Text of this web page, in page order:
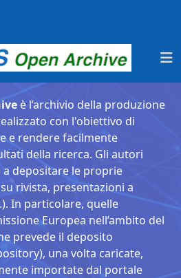
è l’archivio della produzione
con l'obiettivo di
e rendere facilmente
della ricerca. Gli autori
a depositare le proprie
rivista, presentazioni a
In particolare, quelle
Europea nell’ambito del
prevede il deposito
una volta caricate,
importate dal portale